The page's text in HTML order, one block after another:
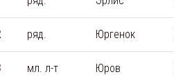
ряд. Юргенок
мл. л-т Юров